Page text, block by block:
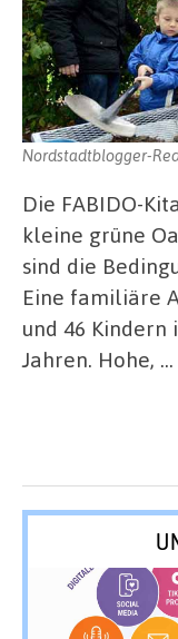
Nordstadtblogger-
Die FABIDO-
kleine grüne
sind die
Eine familiäre
und 46 Kindern
Jahren. Hohe, …